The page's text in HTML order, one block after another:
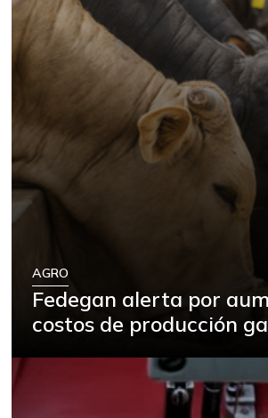
AGRO
Fedegan alerta por
costos de producción